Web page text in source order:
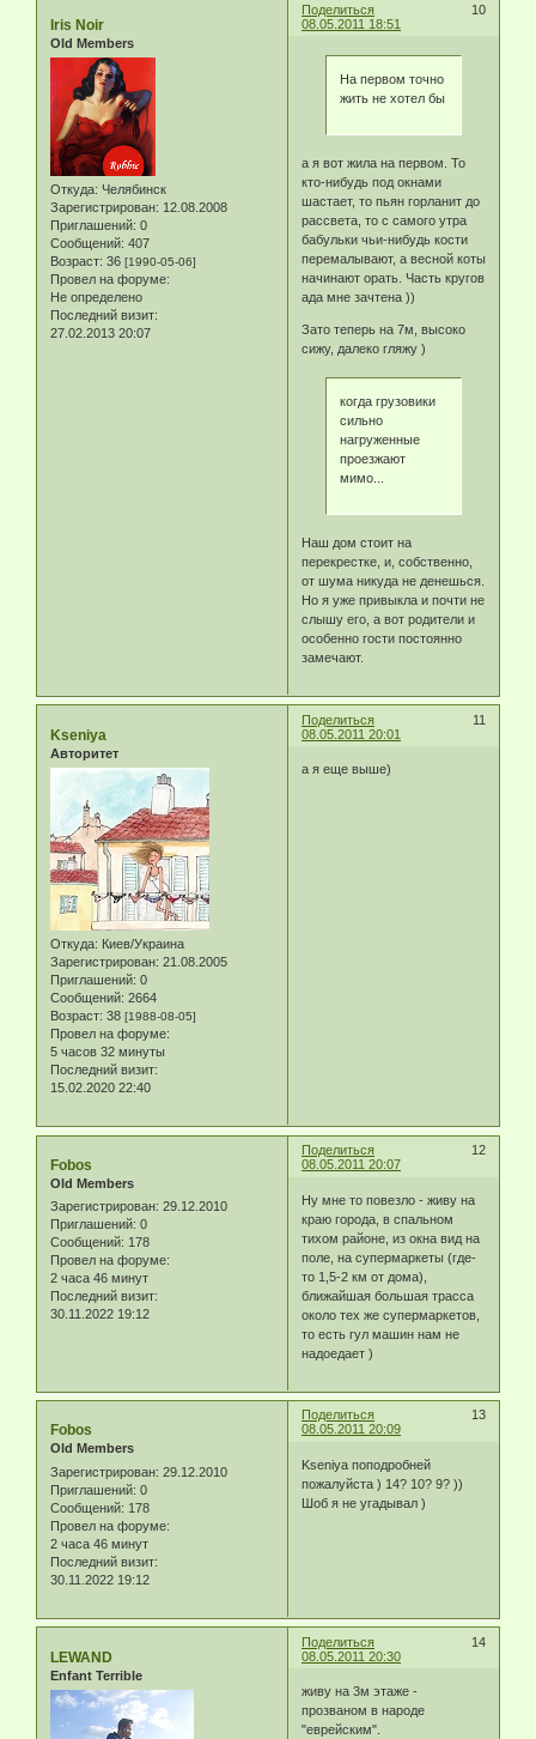
Поделиться
10
08.05.2011 18:51
Iris Noir
Old Members
Откуда: Челябинск
Зарегистрирован: 12.08.2008
Приглашений: 0
Сообщений: 407
Возраст: 36 [1990-05-06]
Провел на форуме:
Не определено
Последний визит:
27.02.2013 20:07
На первом точно
жить не хотел бы
а я вот жила на первом. То
кто-нибудь под окнами
шастает, то пьян горланит до
рассвета, то с самого утра
бабульки чьи-нибудь кости
перемалывают, а весной коты
начинают орать. Часть кругов
ада мне зачтена ))
Зато теперь на 7м, высоко
сижу, далеко гляжу )
когда грузовики
сильно
нагруженные
проезжают
мимо...
Наш дом стоит на
перекрестке, и, собственно,
от шума никуда не денешься.
Но я уже привыкла и почти не
слышу его, а вот родители и
особенно гости постоянно
замечают.
Поделиться
11
08.05.2011 20:01
Kseniya
Авторитет
Откуда: Киев/Украина
Зарегистрирован: 21.08.2005
Приглашений: 0
Сообщений: 2664
Возраст: 38 [1988-08-05]
Провел на форуме:
5 часов 32 минуты
Последний визит:
15.02.2020 22:40
а я еще выше)
Поделиться
12
08.05.2011 20:07
Fobos
Old Members
Зарегистрирован: 29.12.2010
Приглашений: 0
Сообщений: 178
Провел на форуме:
2 часа 46 минут
Последний визит:
30.11.2022 19:12
Ну мне то повезло - живу на
краю города, в спальном
тихом районе, из окна вид на
поле, на супермаркеты (где-
то 1,5-2 км от дома),
ближайшая большая трасса
около тех же супермаркетов,
то есть гул машин нам не
надоедает )
Поделиться
13
08.05.2011 20:09
Fobos
Old Members
Зарегистрирован: 29.12.2010
Приглашений: 0
Сообщений: 178
Провел на форуме:
2 часа 46 минут
Последний визит:
30.11.2022 19:12
Kseniya поподробней
пожалуйста ) 14? 10? 9? ))
Шоб я не угадывал )
Поделиться
14
08.05.2011 20:30
LEWAND
Enfant Terrible
живу на 3м этаже -
прозваном в народе
"еврейским".